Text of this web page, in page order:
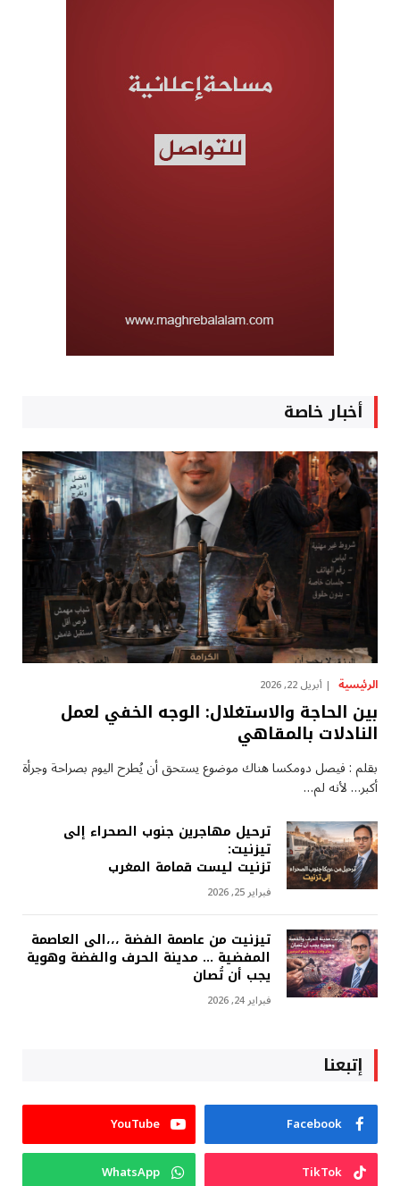
أخبار خاصة
الرئيسية أبريل 22, 2026
بين الحاجة والاستغلال: الوجه الخفي لعمل
النادلات بالمقاهي
بقلم : فيصل دومكسا هناك موضوع يستحق أن يُطرح اليوم بصراحة وجرأة
أكبر… لأنه لم…
ترحيل مهاجرين جنوب الصحراء إلى
تيزنيت:
تزنيت ليست قمامة المغرب
فبراير 25, 2026
تيزنيت من عاصمة الفضة ،،،الى العاصمة
المفضية … مدينة الحرف والفضة وهوية
يجب أن تُصان
فبراير 24, 2026
إتبعنا
Facebook
YouTube
TikTok
WhatsApp